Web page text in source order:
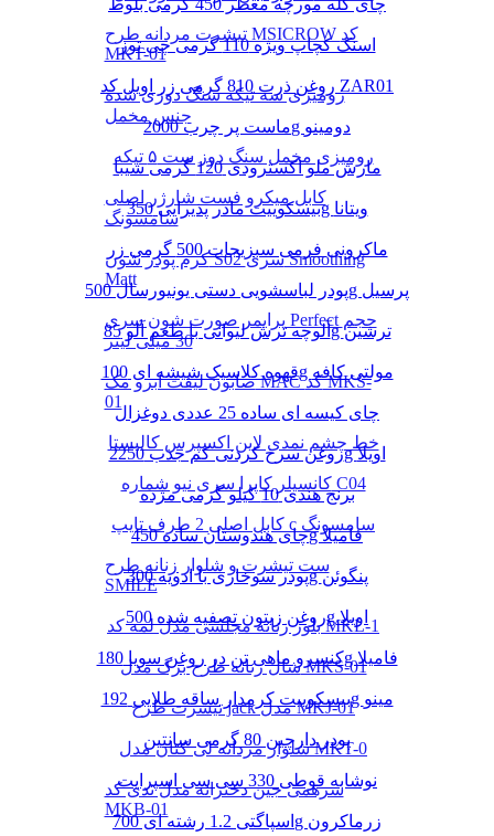
تیشرت مردانه طرح MSICROW کد
MKT-01
رومیزی سه تیکه سنگ دوزی شده
جنس مخمل
رومیزی مخمل سنگ دوز ست ۵ تیکه
کابل میکرو فست شارژر اصلی
سامسونگ
کرم پودر شون S02 سری Smoothing
Matt
پرایمر صورت شون سری Perfect حجم
30 میلی لیتر
صابون لیفت ابرو مک MAC کد MKS-
01
خط چشم نمدی لاین اکسپرس کالیستا
کانسیلر کاپرا سری نیو شماره C04
کابل اصلی 2 طرف تایپ c سامسونگ
ست تیشرت و شلوار زنانه طرح
SMILE
بلوز زنانه مجلسی مدل لمه کد MKL-1
شال زنانه طرح برگ مدل MKS-01
تیشرت طرح jack مدل MKJ-01
شلوار مردانه لی کتان مدل MKT-0
سرهمی جین دخترانه مدل تدی کد
MKB-01
چای کله مورچه معطر 450 گرمی بلوط
اسنک کچاپ ویژه 110 گرمی چی توز
روغن ذرت 810 گرمی زر اویل کد ZAR01
ماست پر چرب 2000g دومینو
مارش ملو اکسترودی 120 گرمی شیبا
بیسکوییت مادر پذیرایی 350g ویتانا
ماکرونی فرمی سبزیجات 500 گرمی زر
پودر لباسشویی دستی یونیورسال 500g پرسیل
آلوچه ترش لیوانی با طعم آلو 85g ترشین
قهوه کلاسیک شیشه ای 100g مولتی کافه
چای کیسه ای ساده 25 عددی دوغزال
روغن سرخ کردنی کم جذب 2250g اویلا
برنج هندی 10 کیلو گرمی مژده
چای هندوستان ساده 450g فامیلا
پودر سوخاری با ادویه 300g پنگوئن
روغن زیتون تصفیه شده 500g اویلا
کنسرو ماهی تن در روغن سویا 180g فامیلا
بیسکوییت کرمدار ساقه طلایی 192g مینو
پودر دارچین 80 گرمی سانتین
نوشابه قوطی 330 سی سی اسپرایت
اسپاگتی 1.2 رشته ای 700g زرماکرون